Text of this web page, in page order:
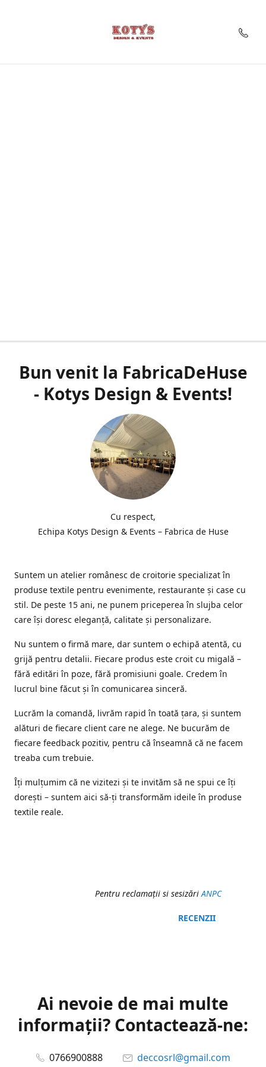
Bun venit la FabricaDeHuse
- Kotys Design & Events!
Cu respect,
Echipa Kotys Design & Events – Fabrica de Huse
Suntem un atelier românesc de croitorie specializat în
produse textile pentru evenimente, restaurante și case cu
stil. De peste 15 ani, ne punem priceperea în slujba celor
care își doresc eleganță, calitate și personalizare.
Nu suntem o firmă mare, dar suntem o echipă atentă, cu
grijă pentru detalii. Fiecare produs este croit cu migală –
fără editări în poze, fără promisiuni goale. Credem în
lucrul bine făcut și în comunicarea sinceră.
Lucrăm la comandă, livrăm rapid în toată țara, și suntem
alături de fiecare client care ne alege. Ne bucurăm de
fiecare feedback pozitiv, pentru că înseamnă că ne facem
treaba cum trebuie.
Îți mulțumim că ne vizitezi și te invităm să ne spui ce îți
dorești – suntem aici să-ți transformăm ideile în produse
textile reale.
Pentru reclamaţii si sesizăriANPC
RECENZII
Ai nevoie de mai multe
informații? Contactează-ne:
0766900888 deccosrl@gmail.com